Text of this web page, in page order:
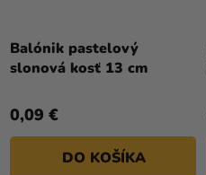
Balónik pastelový
slonová kosť 13 cm
0,09 €
DO KOŠÍKA